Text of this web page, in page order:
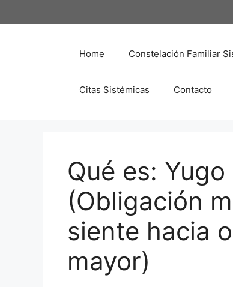
al
Home Constelación Familiar
Citas Sistémicas Contacto
Qué es:
(Obligación
siente hacia
mayor)